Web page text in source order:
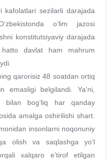
sezilarli darajada
oʻlim jazosi
konstitutsiyaviy darajada
davlat ham mahrum
qarorisiz 48 soatdan ortiq
emasligi belgilandi. Yaʼni,
bilan bogʻliq har qanday
amalga oshirilishi shart.
insonlarni noqonuniy
olish va saqlashga yoʻl
xalqaro eʼtirof etilgan